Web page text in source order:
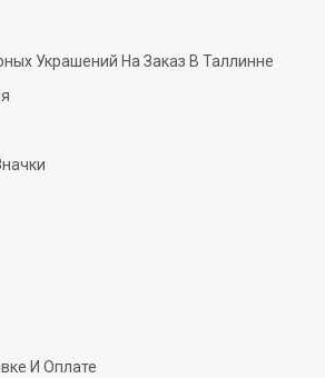
Украшений На Заказ В Таллинне
И Оплате